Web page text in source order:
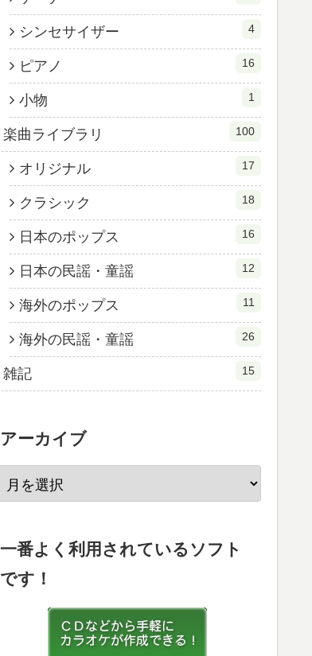
シンセサイザー 4
ピアノ 16
小物 1
楽曲ライブラリ 100
オリジナル 17
クラシック 18
日本のポップス 16
日本の民謡・童謡 12
海外のポップス 11
海外の民謡・童謡 26
雑記 15
アーカイブ
一番よく利用されているソフト
です！